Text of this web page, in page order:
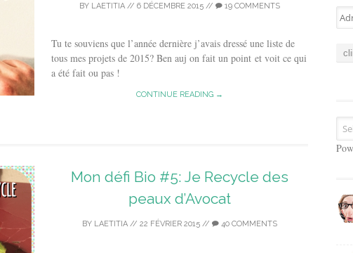
BY LAETITIA // 6 DÉCEMBRE 2015 // 19 COMMENTS
Tu te souviens que l’année dernière j’avais dressé une liste de
tous mes projets de 2015? Ben auj on fait un point et voit ce qui
a été fait ou pas !
CONTINUE READING →
Mon défi Bio #5: Je Recycle des
peaux d’Avocat
BY LAETITIA // 22 FÉVRIER 2015 // 40 COMMENTS
A
d
E
m
a